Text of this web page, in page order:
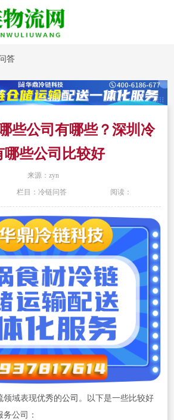
答
些公司有哪些？深圳冷
哪些公司比较好
来源：zyn
栏目：冷链问答 阅读：
领域表现优秀的公司 。以下是一些比较好
公司：